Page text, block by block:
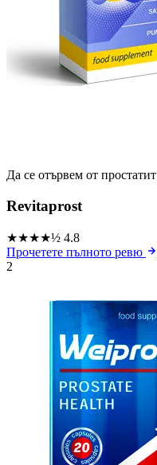
Да се ​​отървем от простатит
Revitaprost
★★★★½ 4.8
Прочетете пълното ревю
2